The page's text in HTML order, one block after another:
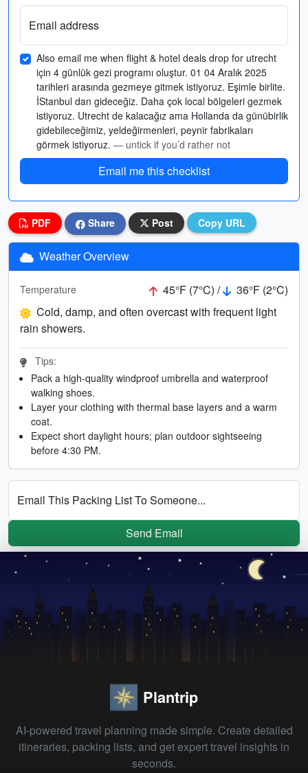
Email address
Also email me when flight & hotel deals drop for utrecht
için 4 günlük gezi programı oluştur. 01 04 Aralık 2025
tarihleri arasında gezmeye gitmek istiyoruz. Eşimle birlite.
İStanbul dan gideceğiz. Daha çok local bölgeleri gezmek
istiyoruz. Utrecht de kalacağız ama Hollanda da günübirlik
gidebileceğimiz, yeldeğirmenleri, peynir fabrikaları
görmek istiyoruz. — untick if you’d rather not
Email me this checklist
PDF Share Post Copy URL
Weather Overview
Temperature 45°F (7°C) /
36°F (2°C)
Cold, damp, and often overcast with frequent light
rain showers.
Tips:
Pack a high-quality windproof umbrella and waterproof
walking shoes.
Layer your clothing with thermal base layers and a warm
coat.
Expect short daylight hours; plan outdoor sightseeing
before 4:30 PM.
Email This Packing List To Someone...
Send Email
Plantrip
AI-powered travel planning made simple. Create detailed
itineraries, packing lists, and get expert travel insights in
seconds.